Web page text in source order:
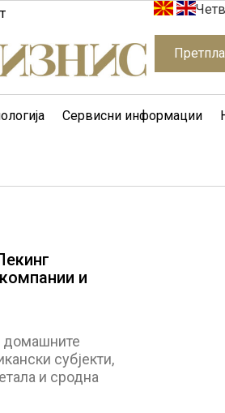
Сервисни информации
и
домашните
субјекти,
и сродна